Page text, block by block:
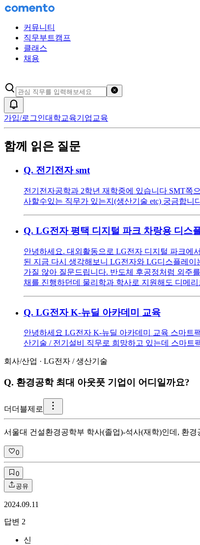
커뮤니티
직무부트캠프
클래스
채용
가입/로그인대학교육기업교육
함께 읽은 질문
Q. 전기전자 smt
전기전자공학과 2학년 재학중에 있습니다 SMT쪽
사할수있는 직무가 있는지(생산기술 etc) 궁금합니
Q. LG전자 평택 디지털 파크 차랑용 디스
안녕하세요. 대외활동으로 LG전자 디지털 파크에
된 지금 다시 생각해보니 LG전자와 LG디스플레
가질 않아 질문드립니다. 반도체 후공정처럼 외주
채를 진행하던데 물리학과 학사로 지원해도 디메
Q. LG전자 K-뉴딜 아카데미 교육
안녕하세요 LG전자 K-뉴딜 아카데미 교육 스마트
산기술 / 전기설비 직무로 희망하고 있는데 스마트
회사/산업 · LG전자 /생산기술
Q. 환경공학 최대 아웃풋 기업이 어디일까요?
더 더블제로
서울대 건설환경공학부 학사(졸업)-석사(재학)인데, 환
0
0
공유
2024.09.11
답변 2
신